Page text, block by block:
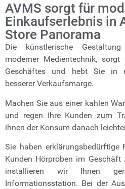
AVMS sorgt für
Einkaufserlebnis in
Store Panorama
Die künstlerische
moderner Medientechnik,
Geschäftes und hebt Sie in
besserer Verkaufsmarge.
Machen Sie aus einer kahlen
und regen Ihre Kunden zum
ihnen der Konsum danach
Sie haben erklärungsbedürftige
Kunden Hörproben im
installieren wir Ihnen
Informationsstation. Bei der